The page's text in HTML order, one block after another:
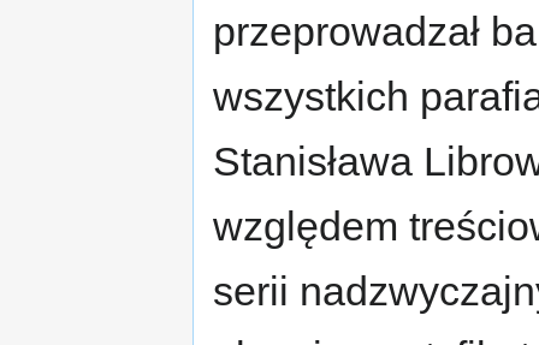
przeprowadzał
wszystkich
Stanisława
względem
serii